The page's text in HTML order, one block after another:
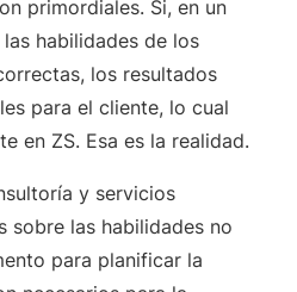
primordiales. Si, en un
habilidades de los
los resultados
para el cliente, lo cual
en ZS. Esa es la realidad.
y servicios
sobre las habilidades no
para planificar la